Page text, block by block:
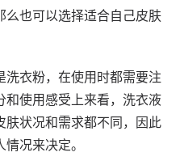
么也可以选择适合自己皮肤
洗衣粉，在使用时都需要注
和使用感受上来看，洗衣液
肤状况和需求都不同，因此
况来决定。